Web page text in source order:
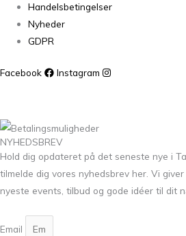
Handelsbetingelser
Nyheder
GDPR
Facebook Instagram
NYHEDSBREV
Hold dig opdateret på det seneste nye i
tilmelde dig vores nyhedsbrev her. Vi
nyeste events, tilbud og gode idéer til dit
Email